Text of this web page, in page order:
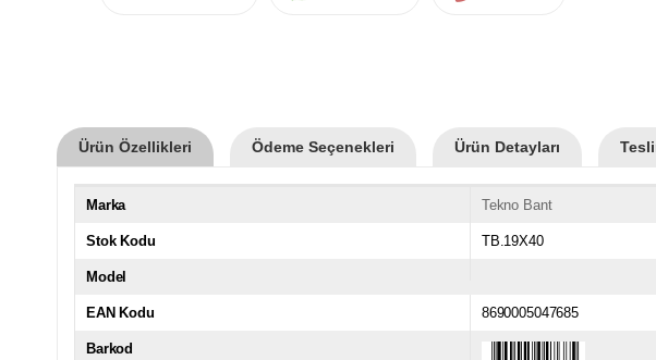
Ürün Özellikleri Ödeme Seçenekleri Ürün Detayları
Marka Tekno Bant
Stok Kodu TB.19X40
Model
EAN Kodu 8690005047685
Barkod